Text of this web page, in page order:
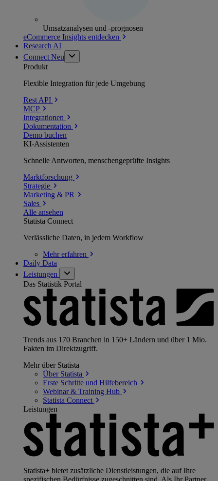
Umsatzanalysen und -prognosen
eCommerce Insights entdecken
Research AI
Connect Neu
Produkt
Flexible Integration für jede Umgebung
Rest API
MCP
Integrationen
Dokumentation
Demo buchen
KI-Assistenten
Schnelle Antworten, menschengeprüfte Insights
Marktforschung
Strategie
Marketing & PR
Sales
Alle ansehen
Statista Connect
Verlässliche Daten, in jedem Workflow
Mehrerfahren
Daily Data
Leistungen
Das Statistik Portal
Trends aus 170 Branchen in 150+ Ländern und über 1 Mio.
Fakten im Direktzugriff.
Mehr über Statista
Über Statista
Erste Schritte und Hilfebereich
Webinar & Training Hub
Statista Connect
Leistungen
Statista+ bietet zusätzliche Dienstleistungen, die auf Ihre
spezifischen Bedürfnisse zugeschnitten sind. Als Ihr Partner